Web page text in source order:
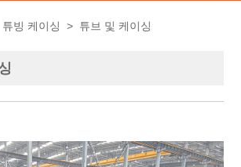
튜빙 케이싱 > 튜브 및 케이싱